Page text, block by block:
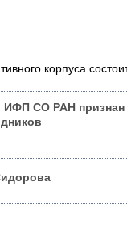
корпуса
СО РАН